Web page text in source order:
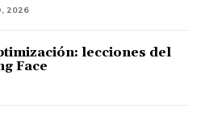
2026
lecciones del
Face